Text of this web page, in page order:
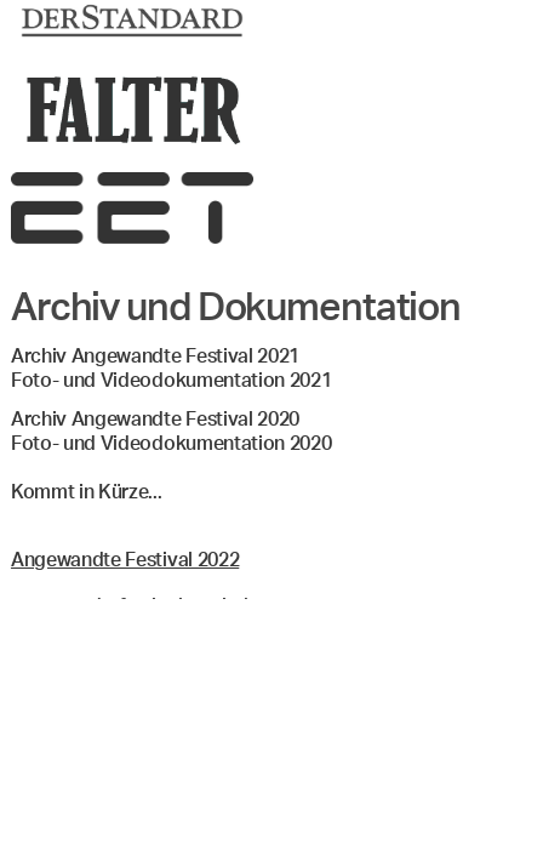
Archiv und Dokumentation
Archiv Angewandte Festival 2021
Foto- und Videodokumentation 2021
Archiv Angewandte Festival 2020
Foto- und Videodokumentation 2020
Kommt in Kürze...
Angewandte Festival 2022